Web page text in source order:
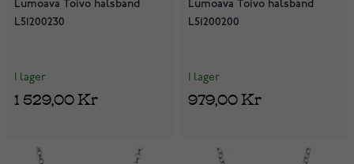
Lumoava Toivo halsband
L51200230
I lager
1 529,00 Kr
Lumoava Toivo halsband
L51200200
I lager
979,00 Kr